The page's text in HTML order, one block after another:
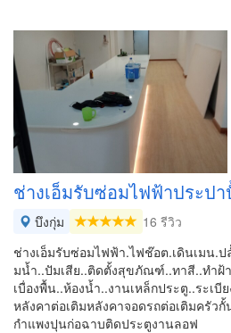
ช่างเอ็มรับซ่อมไฟฟ้าประป
บึงกุ่ม
16 รีวิว
ช่างเอ็มรับซ่อมไฟฟ้า.ไฟช๊อต.เดินเมน.
มน้ำ..ปัมเสีย..ติดตั้งสุขภัณฑ์..ทาสี..ทำฝ้
เบื่องพื้น..ห้องน้ำ..งานเหล็กประตู..ระเบี
หลังคาต่อเติมหลังคาจอดรถต่อเติมครัว
กำแพงปุนก่อฉาบติดประตูงานลอฟ